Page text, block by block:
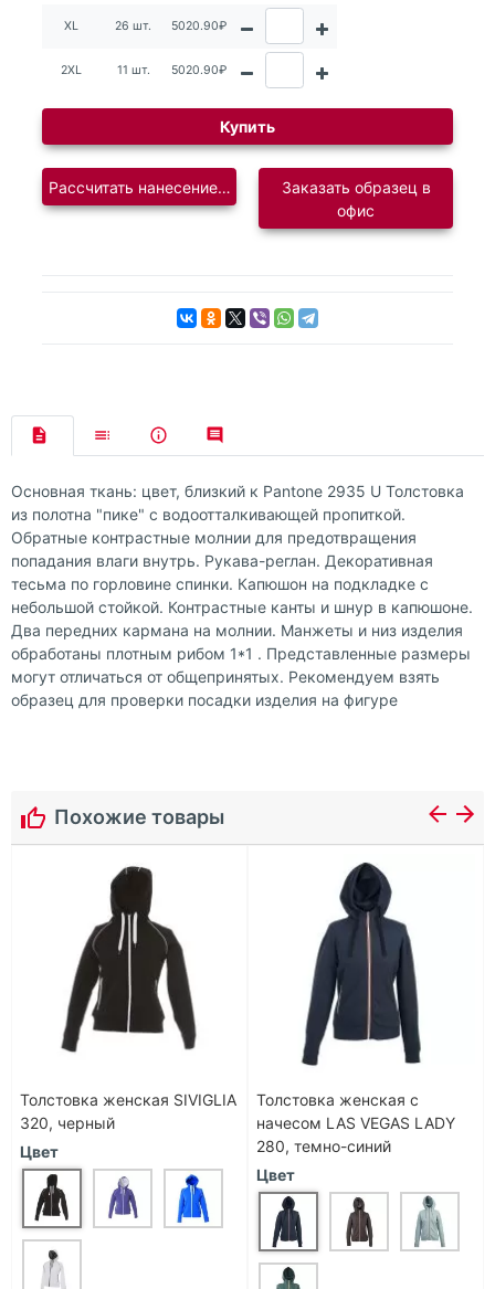
XL 26 шт. 5020.90₽
2XL 11 шт. 5020.90₽
Купить
Рассчитать нанесение логотипаЗаказать образец в
офис
Основная ткань: цвет, близкий к Pantone 2935 U Толстовка
из полотна "пике" с водоотталкивающей пропиткой.
Обратные контрастные молнии для предотвращения
попадания влаги внутрь. Рукава-реглан. Декоративная
тесьма по горловине спинки. Капюшон на подкладке с
небольшой стойкой. Контрастные канты и шнур в капюшоне.
Два передних кармана на молнии. Манжеты и низ изделия
обработаны плотным рибом 1*1 . Представленные размеры
могут отличаться от общепринятых. Рекомендуем взять
образец для проверки посадки изделия на фигуре
Похожие товары
Толстовка женская SIVIGLIA
320, черный
Цвет
Толстовка женская с
начесом LAS VEGAS LADY
280, темно-синий
Цвет